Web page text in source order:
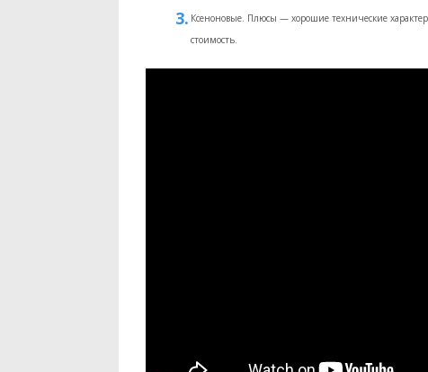
Ксеноновые. Плюсы — хорошие технические
стоимость.